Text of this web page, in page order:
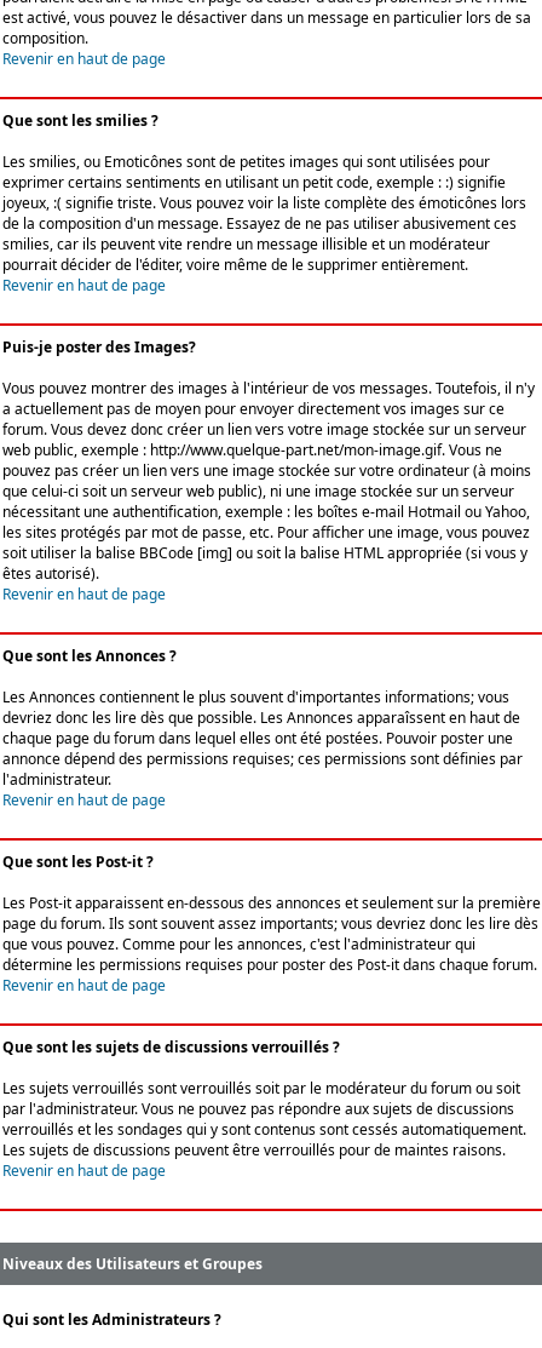
est activé, vous pouvez le désactiver dans un message en particulier lors de sa
composition.
Revenir en haut de page
Que sont les smilies ?
Les smilies, ou Emoticônes sont de petites images qui sont utilisées pour
exprimer certains sentiments en utilisant un petit code, exemple : :) signifie
joyeux, :( signifie triste. Vous pouvez voir la liste complète des émoticônes lors
de la composition d'un message. Essayez de ne pas utiliser abusivement ces
smilies, car ils peuvent vite rendre un message illisible et un modérateur
pourrait décider de l'éditer, voire même de le supprimer entièrement.
Revenir en haut de page
Puis-je poster des Images?
Vous pouvez montrer des images à l'intérieur de vos messages. Toutefois, il n'y
a actuellement pas de moyen pour envoyer directement vos images sur ce
forum. Vous devez donc créer un lien vers votre image stockée sur un serveur
web public, exemple : http://www.quelque-part.net/mon-image.gif. Vous ne
pouvez pas créer un lien vers une image stockée sur votre ordinateur (à moins
que celui-ci soit un serveur web public), ni une image stockée sur un serveur
nécessitant une authentification, exemple : les boîtes e-mail Hotmail ou Yahoo,
les sites protégés par mot de passe, etc. Pour afficher une image, vous pouvez
soit utiliser la balise BBCode [img] ou soit la balise HTML appropriée (si vous y
êtes autorisé).
Revenir en haut de page
Que sont les Annonces ?
Les Annonces contiennent le plus souvent d'importantes informations; vous
devriez donc les lire dès que possible. Les Annonces apparaîssent en haut de
chaque page du forum dans lequel elles ont été postées. Pouvoir poster une
annonce dépend des permissions requises; ces permissions sont définies par
l'administrateur.
Revenir en haut de page
Que sont les Post-it ?
Les Post-it apparaissent en-dessous des annonces et seulement sur la première
page du forum. Ils sont souvent assez importants; vous devriez donc les lire dès
que vous pouvez. Comme pour les annonces, c'est l'administrateur qui
détermine les permissions requises pour poster des Post-it dans chaque forum.
Revenir en haut de page
Que sont les sujets de discussions verrouillés ?
Les sujets verrouillés sont verrouillés soit par le modérateur du forum ou soit
par l'administrateur. Vous ne pouvez pas répondre aux sujets de discussions
verrouillés et les sondages qui y sont contenus sont cessés automatiquement.
Les sujets de discussions peuvent être verrouillés pour de maintes raisons.
Revenir en haut de page
Niveaux des Utilisateurs et Groupes
Qui sont les Administrateurs ?